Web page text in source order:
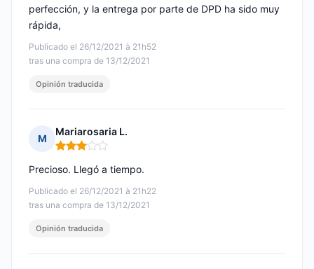
Publicado el 26/12/2021 à 21h52
tras una compra de 13/12/2021
perfección, y la entrega por parte de DPD ha sido muy
rápida,
Opinión traducida
M
Mariarosaria L.
Nota: 3 de 5
Publicado el 26/12/2021 à 21h22
tras una compra de 13/12/2021
Precioso. Llegó a tiempo.
Opinión traducida